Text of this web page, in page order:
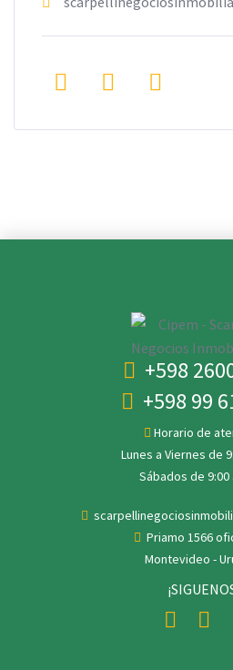
+598
+598 99
Horario de
Lunes a Viernes de
Sábados de 9:00
Priamo 1566
Montevideo -